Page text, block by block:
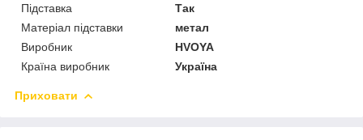
Підставка
Так
Матеріал підставки
метал
Виробник
HVOYA
Країна виробник
Україна
Приховати